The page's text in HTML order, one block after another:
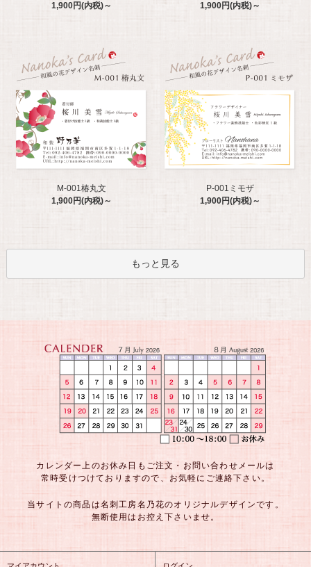
1,900円(内税)～
1,900円(内税)～
M-001椿丸文
1,900円(内税)～
P-001ミモザ
1,900円(内税)～
もっと見る
カレンダー上のお休み日もご注文・お問い合わせメールは
常時受けつけておりますので、お気軽にご連絡下さい。
当サイトの商品は名刺工房名乃花のオリジナルデザインです。
無断使用はお控え下さいませ。